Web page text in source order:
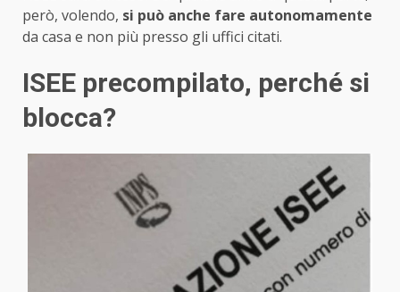
però, volendo, si può anche fare autonomamente
da casa e non più presso gli uffici citati.
ISEE precompilato, perché si
blocca?